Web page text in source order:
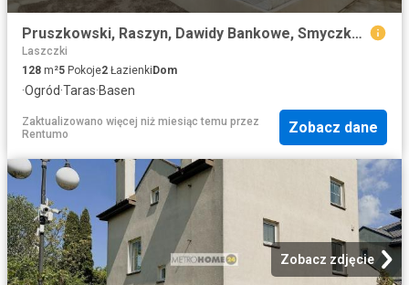
Pruszkowski, Raszyn, Dawidy Bankowe, Smyczkowa
Laszczki
128 m²5 Pokoje2 Łazienki Dom
·Ogród·Taras·Basen
Zaktualizowano więcej niż miesiąc temu przez
Rentumo
Zobacz dane
Zobacz zdjęcie